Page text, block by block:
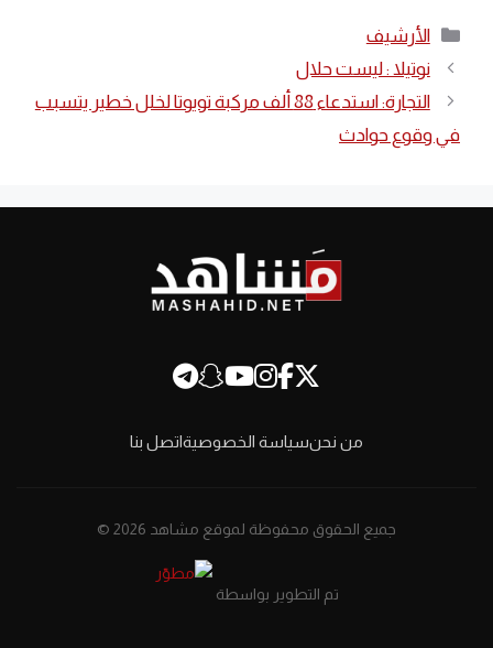
التصنيفات
الأرشيف
نوتيلا : ليست حلال
التجارة: استدعاء 88 ألف مركبة تويوتا لخلل خطير يتسبب
في وقوع حوادث
من نحنسياسة الخصوصيةاتصل بنا
جميع الحقوق محفوظة لموقع مشاهد 2026 ©
تم التطوير بواسطة